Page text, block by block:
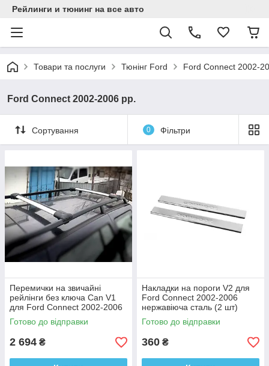
Рейлинги и тюнинг на все авто
Товари та послуги Тюнінг Ford Ford Connect 2002-
Ford Connect 2002-2006 рр.
Сортування 0 Фільтри
Перемички на звичайні
рейлінги без ключа Can V1
для Ford Connect 2002-2006
Алюміній + пластик (2 шт)
Готово до відправки
2 694 ₴
Накладки на пороги V2 для
Ford Connect 2002-2006
нержавіюча сталь (2 шт)
Готово до відправки
360 ₴